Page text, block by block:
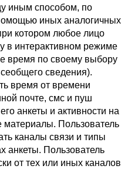
иным способом, по
иных аналогичных
котором любое лицо
в интерактивном режиме
время по своему выбору
сведения).
время от времени
почте, смс и пуш
анкеты и активности на
материалы. Пользователь
каналы связи и типы
анкеты. Пользователь
от тех или иных каналов